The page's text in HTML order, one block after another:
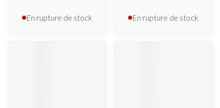
En rupture de stock En rupture de stock